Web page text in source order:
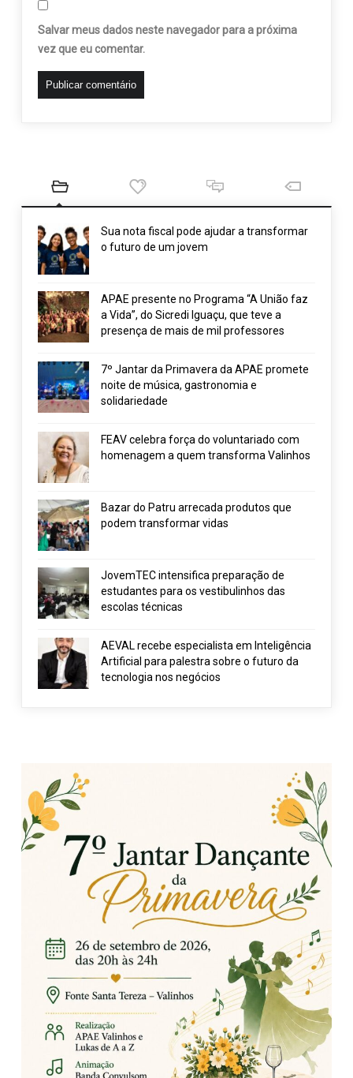
Salvar meus dados neste navegador para a próxima
vez que eu comentar.
Sua nota fiscal pode ajudar a transformar
o futuro de um jovem
APAE presente no Programa “A União faz
a Vida”, do Sicredi Iguaçu, que teve a
presença de mais de mil professores
7º Jantar da Primavera da APAE promete
noite de música, gastronomia e
solidariedade
FEAV celebra força do voluntariado com
homenagem a quem transforma Valinhos
Bazar do Patru arrecada produtos que
podem transformar vidas
JovemTEC intensifica preparação de
estudantes para os vestibulinhos das
escolas técnicas
AEVAL recebe especialista em Inteligência
Artificial para palestra sobre o futuro da
tecnologia nos negócios